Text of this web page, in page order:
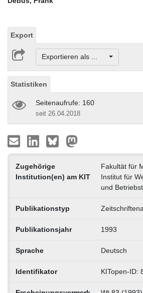
Export
Exportieren als ...
Statistiken
Seitenaufrufe: 160
seit 26.04.2018
Zugehörige
Institution(en) am KIT
Fakultät für
Institut für
und
Publikationstyp
Publikationsjahr 1993
Sprache Deutsch
Identifikator KITopen-ID: